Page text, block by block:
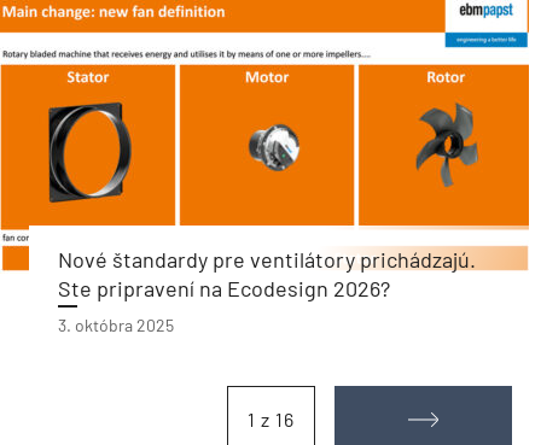
Nové štandardy pre ventilátory prichádzajú.
Ste pripravení na Ecodesign 2026?
3. októbra 2025
1 z 16